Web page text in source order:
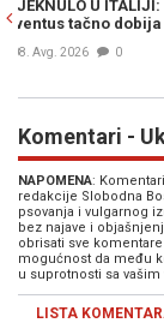
BARBAREZ
06. Avg. 2026
Komentari -
NAPOMENA:
redakcije Slobodna
psovanja i vulgarnog
bez najave i
obrisati sve
mogućnost da među
u suprotnosti sa
LISTA